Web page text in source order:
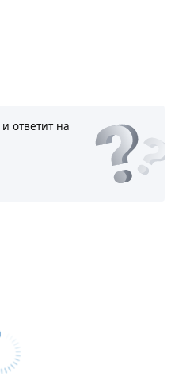
ответит на